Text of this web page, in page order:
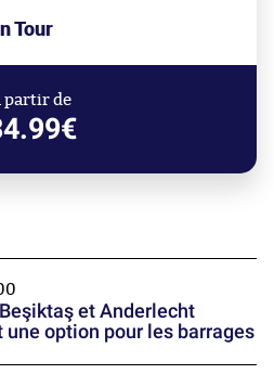
Tour
partir de
et Anderlecht
une option pour les barrages